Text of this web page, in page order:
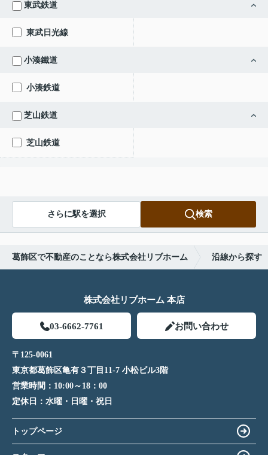
東武鉄道
東武日光線
小湊鐵道
小湊鉄道
芝山鉄道
芝山鉄道
さらに駅を選択 検索
葛飾区で不動産のことなら株式会社リブホーム 沿線から探す
株式会社リブホーム 本店
03-6662-7761 お問い合わせ
〒125-0061
東京都葛飾区亀有３丁目11-7 小松ビル3階
営業時間： 10:00～18：00
定休日： 水曜・日曜・祝日
トップページ